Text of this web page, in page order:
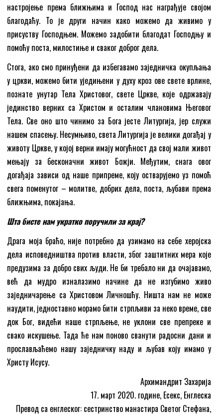
настројење према ближњима и Господ нас награђује својом
благодаћу. То је други начин како можемо да живимо у
присуству Господњем. Можемо задобити благодат Господњу и
помоћу поста, милостиње и сваког доброг дела.
Стога, ако смо принуђени да избегавамо заједничка окупљања
у цркви, можемо бити уједињени у духу кроз ове свете врлине,
познате унутар Тела Христовог, свете Цркве, које одржавају
јединство верних са Христом и осталим члановима Његовог
Тела. Све оно што чинимо за Бога јесте Литургија, јер служи
нашем спасењу. Несумњиво, света Литургија је велики догађај у
животу Цркве, у којој верни имају могућност да свој мали живот
мењају за бесконачни живот Божји. Међутим, снага овог
догађаја зависи од наше припреме, коју остварујемо уз помоћ
свега поменутог – молитве, добрих дела, поста, љубави према
ближњима, покајања.
Шта бисте нам укратко поручили за крај?
Драга моја браћо, није потребно да узимамо на себе херојска
дела исповедништва против власти, због заштитних мера које
предузима за добро свих људи. Не би требало ни да очајавамо,
већ да мудро изналазимо начине да не изгубимо живо
заједничарење са Христовом Личношћу. Ништа нам не може
наудити, једноставно морамо бити стрпљиви за неко време, све
док Бог, видећи наше стрпљење, не уклони све препреке и
свако искушење. Тада ће нам поново сванути радосни дани и
прослављаћемо нашу заједничку наду и љубав коју имамо у
Христу Исусу.
Архимандрит Захарија
17. март 2020. године, Есекс, Енглеска
Превод са енглеског: сестринство манастира Светог Стефана,